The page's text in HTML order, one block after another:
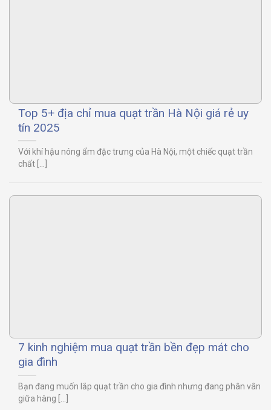
Top 5+ địa chỉ mua quạt trần Hà Nội giá rẻ uy
tín 2025
Với khí hậu nóng ẩm đặc trưng của Hà Nội, một chiếc quạt trần
chất [...]
7 kinh nghiệm mua quạt trần bền đẹp mát cho
gia đình
Bạn đang muốn lắp quạt trần cho gia đình nhưng đang phân vân
giữa hàng [...]